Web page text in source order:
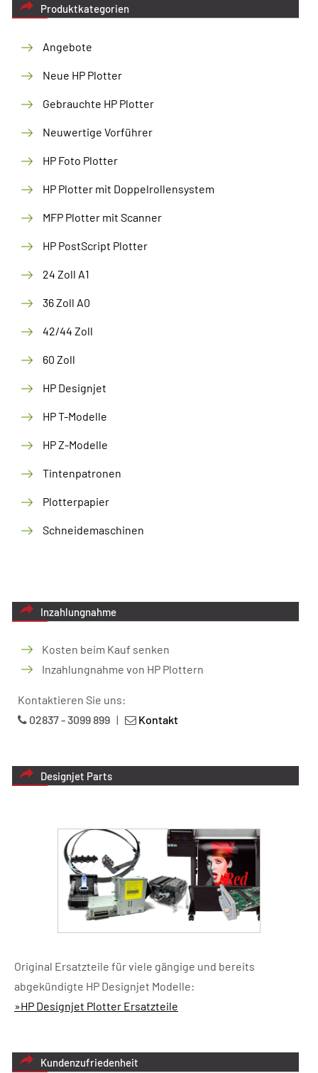
Produktkategorien
Angebote
Neue HP Plotter
Gebrauchte HP Plotter
Neuwertige Vorführer
HP Foto Plotter
HP Plotter mit Doppelrollensystem
MFP Plotter mit Scanner
HP PostScript Plotter
24 Zoll A1
36 Zoll A0
42/44 Zoll
60 Zoll
HP Designjet
HP T-Modelle
HP Z-Modelle
Tintenpatronen
Plotterpapier
Schneidemaschinen
Inzahlungnahme
Kosten beim Kauf senken
Inzahlungnahme von HP Plottern
Kontaktieren Sie uns:
02837 - 3099 899 | Kontakt
Designjet Parts
Original Ersatzteile für viele gängige und bereits
abgekündigte HP Designjet Modelle:
»HP Designjet Plotter Ersatzteile
Kundenzufriedenheit